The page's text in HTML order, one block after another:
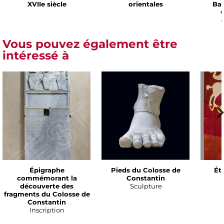
XVIIe siècle orientales
Vous pouvez également être
intéressé à
Épigraphe
commémorant la
découverte des
fragments du Colosse de
Constantin
Inscription
Pieds du Colosse de
Constantin
Sculpture